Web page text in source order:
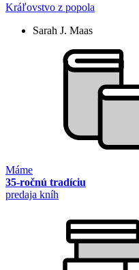
Kráľovstvo z popola
Sarah J. Maas
Máme
35-ročnú tradíciu
predaja kníh